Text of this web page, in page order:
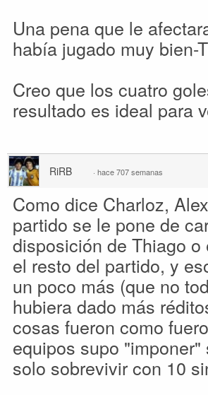
Una pena que le
había jugado muy bien-
Creo que los cuatro
resultado es ideal para
RiRB · hace 707 semanas
Como dice Charloz,
partido se le pone de
disposición de Thiago
el resto del partido, y
un poco más (que no
hubiera dado más
cosas fueron como
equipos supo
solo sobrevivir con 10